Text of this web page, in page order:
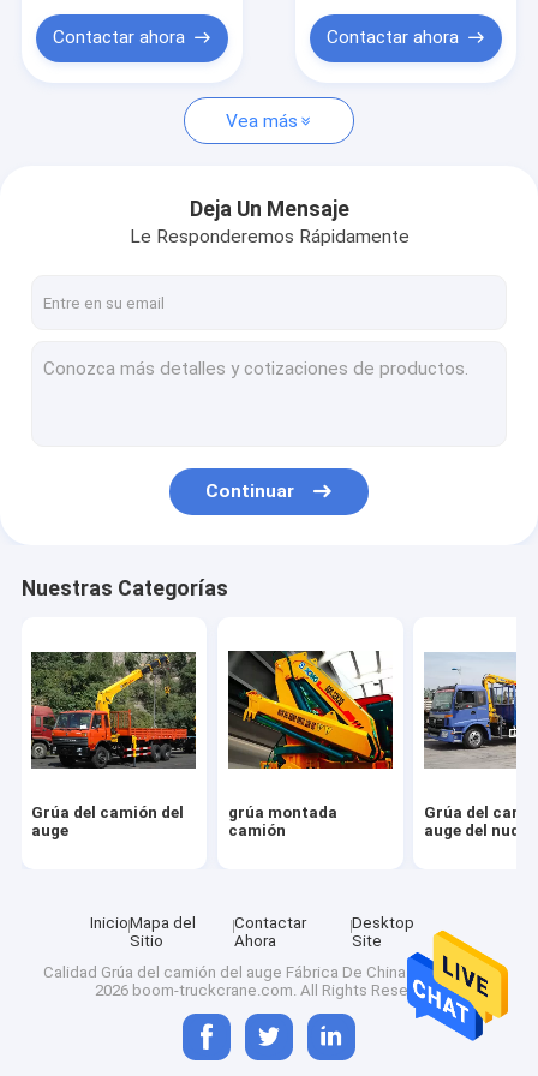
Contactar ahora Contactar ahora
Vea más
Deja Un Mensaje
Le Responderemos Rápidamente
Continuar
Nuestras Categorías
Grúa del camión del
auge
grúa montada
camión
Grúa del
auge del
InicioMapa del
Sitio
Contactar
Ahora
Desktop
Site
Calidad Grúa del camión del auge Fábrica De China.Copyright ©
2026 boom-truckcrane.com. All Rights Reserved.